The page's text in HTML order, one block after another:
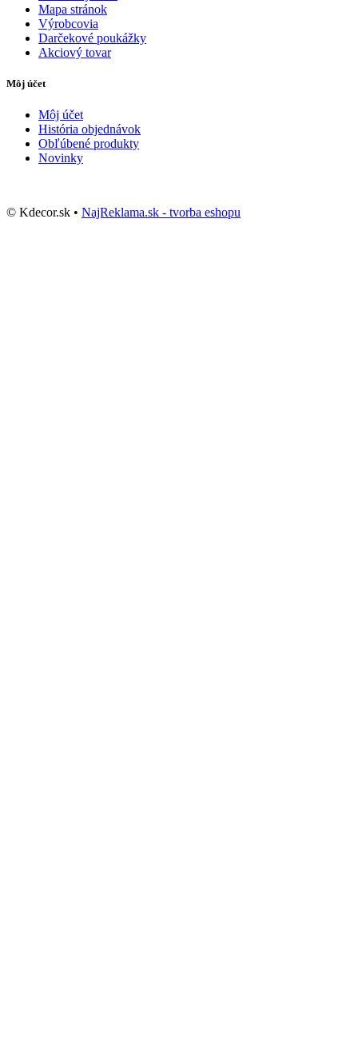
Mapa stránok
Výrobcovia
Darčekové poukážky
Akciový tovar
Môj účet
Môj účet
História objednávok
Obľúbené produkty
Novinky
© Kdecor.sk • NajReklama.sk - tvorba eshopu